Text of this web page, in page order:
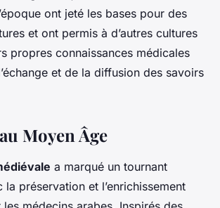
ont jeté les bases pour des
et ont permis à d’autres cultures
propres connaissances médicales
et de la diffusion des savoirs
Moyen Âge
a marqué un tournant
préservation et l’enrichissement